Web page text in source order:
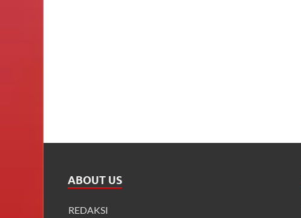
ABOUT US
REDAKSI